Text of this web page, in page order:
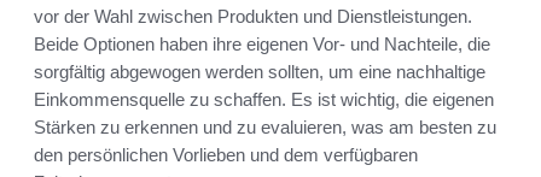
vor der Wahl zwischen Produkten und Dienstleistungen.
Beide Optionen haben ihre eigenen Vor- und Nachteile, die
sorgfältig abgewogen werden sollten, um eine nachhaltige
Einkommensquelle zu schaffen. Es ist wichtig, die eigenen
Stärken zu erkennen und zu evaluieren, was am besten zu
den persönlichen Vorlieben und dem verfügbaren